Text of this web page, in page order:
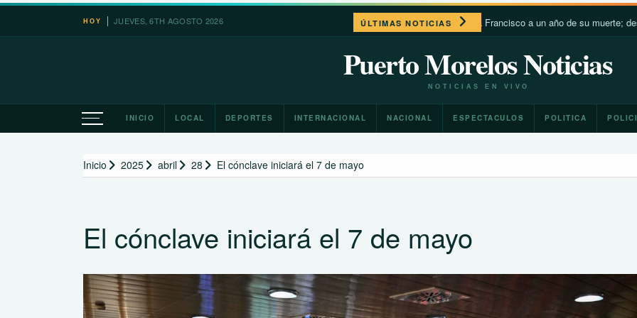
Saltar
HOY JUEVES, 6TH AGOSTO 2026 ÚLTIMAS NOTICIAS
León XIV recuerda a Francisco a un año de su muerte; destaca su
Puerto Morelos Noticias
NOTICIAS EN VIVO
INICIO LOCAL DEPORTES INTERNACIONAL NACIONAL ESPECTACULOS POLITICA
Inicio 2025 abril 28 El cónclave iniciará el 7 de mayo
El cónclave iniciará el 7 de mayo